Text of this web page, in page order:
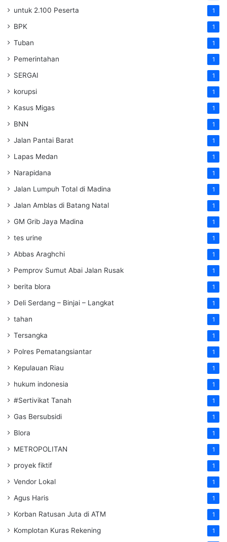
untuk 2.100 Peserta 1
BPK 1
Tuban 1
Pemerintahan 1
SERGAI 1
korupsi 1
Kasus Migas 1
BNN 1
Jalan Pantai Barat 1
Lapas Medan 1
Narapidana 1
Jalan Lumpuh Total di Madina 1
Jalan Amblas di Batang Natal 1
GM Grib Jaya Madina 1
tes urine 1
Abbas Araghchi 1
Pemprov Sumut Abai Jalan Rusak 1
berita blora 1
Deli Serdang – Binjai – Langkat 1
tahan 1
Tersangka 1
Polres Pematangsiantar 1
Kepulauan Riau 1
hukum indonesia 1
#Sertivikat Tanah 1
Gas Bersubsidi 1
Blora 1
METROPOLITAN 1
proyek fiktif 1
Vendor Lokal 1
Agus Haris 1
Korban Ratusan Juta di ATM 1
Komplotan Kuras Rekening 1